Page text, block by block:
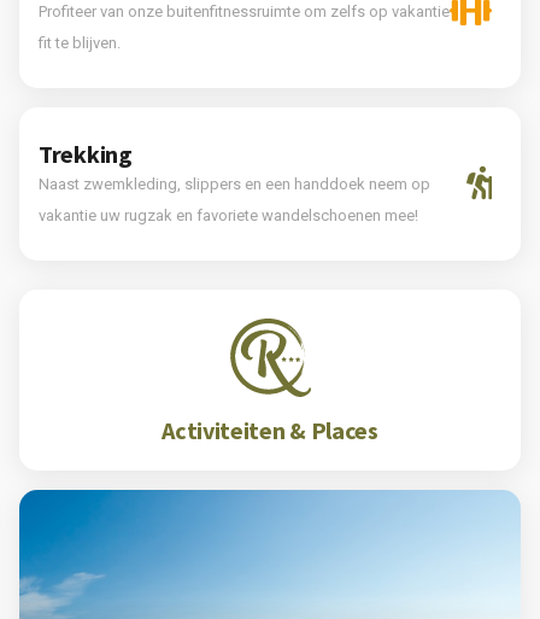
Profiteer van onze buitenfitnessruimte om zelfs op vakantie
fit te blijven.
Trekking
Naast zwemkleding, slippers en een handdoek neem op
vakantie uw rugzak en favoriete wandelschoenen mee!
Activiteiten & Places